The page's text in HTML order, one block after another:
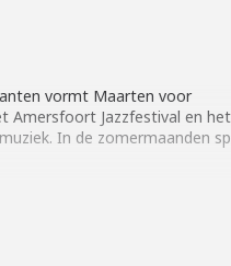
vormt Maarten voor
Amersfoort Jazzfestival en het
In de zomermaanden